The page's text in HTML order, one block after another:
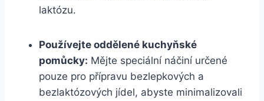
laktózu.
Používejte oddělené kuchyňské
pomůcky: Mějte speciální náčiní určené
pouze pro přípravu bezlepkových a
bezlaktózových jídel, abyste minimalizovali